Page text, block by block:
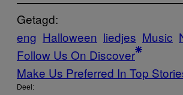
Getagd:
eng Halloween liedjes Music
Follow Us On Discover
Make Us Preferred In Top
Deel: